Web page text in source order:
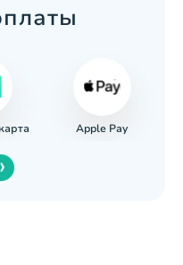
Apple Pay